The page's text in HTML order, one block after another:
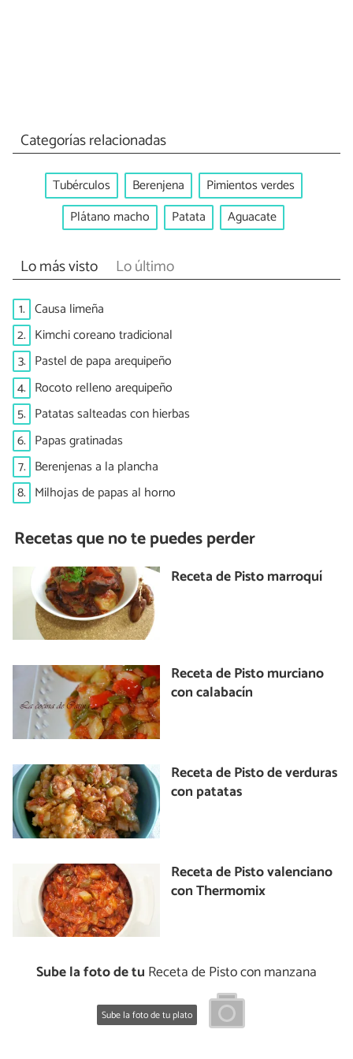
Categorías relacionadas
Tubérculos Berenjena
Pimientos verdes
Plátano macho
Patata Aguacate
Lo más visto Lo último
1. Causa limeña
2. Kimchi coreano tradicional
3. Pastel de papa arequipeño
4. Rocoto relleno arequipeño
5. Patatas salteadas con hierbas
6. Papas gratinadas
7. Berenjenas a la plancha
8. Milhojas de papas al horno
Recetas que no te puedes perder
Receta de Pisto marroquí
Receta de Pisto murciano
con calabacín
Receta de Pisto de verduras
con patatas
Receta de Pisto valenciano
con Thermomix
Sube la foto de tu Receta de Pisto con manzana
Sube la foto de tu plato